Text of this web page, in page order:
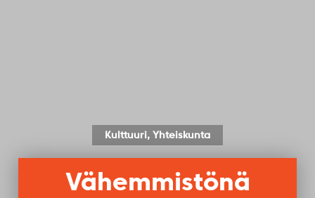
Kulttuuri, Yhteiskunta
Vähemmistönä